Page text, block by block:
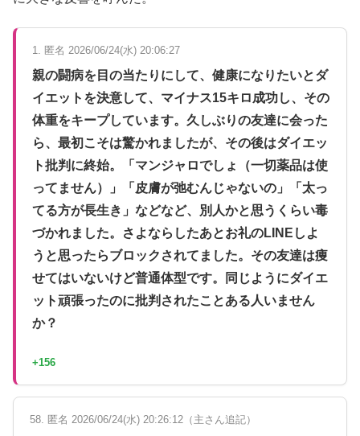
1. 匿名 2026/06/24(水) 20:06:27
親の闘病を目の当たりにして、健康になりたいとダ
イエットを決意して、マイナス15キロ成功し、その
体重をキープしています。久しぶりの友達に会った
ら、最初こそは驚かれましたが、その後はダイエッ
ト批判に終始。「マンジャロでしょ（一切薬品は使
ってません）」「皮膚が弛むんじゃないの」「太っ
てる方が長生き」などなど、別人かと思うくらい毒
づかれました。さよならしたあとお礼のLINEしよ
うと思ったらブロックされてました。その友達は痩
せてはいないけど普通体型です。同じようにダイエ
ット頑張ったのに批判されたことある人いません
か？
+156
58. 匿名 2026/06/24(水) 20:26:12（主さん追記）